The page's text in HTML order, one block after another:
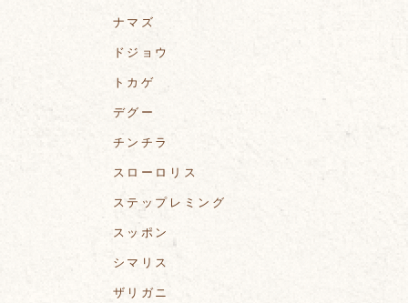
ナマズ
ドジョウ
トカゲ
デグー
チンチラ
スローロリス
ステップレミング
スッポン
シマリス
ザリガニ